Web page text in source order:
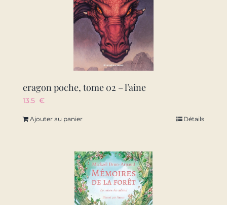
eragon poche, tome 02 – l’aine
13.5 €
Ajouter au panier Détails